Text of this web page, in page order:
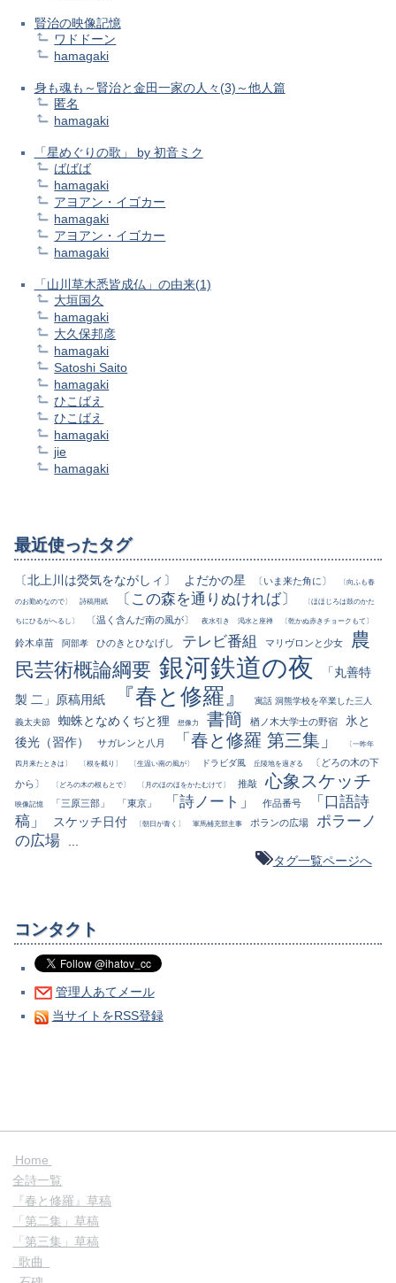
賢治の映像記憶
ワドドーン
hamagaki
身も魂も～賢治と金田一家の人々(3)～他人篇
匿名
hamagaki
「星めぐりの歌」 by 初音ミク
ばばば
hamagaki
アヨアン・イゴカー
hamagaki
アヨアン・イゴカー
hamagaki
「山川草木悉皆成仏」の由来(1)
大垣国久
hamagaki
大久保邦彦
hamagaki
Satoshi Saito
hamagaki
ひこばえ
ひこばえ
hamagaki
jie
hamagaki
最近使ったタグ
〔北上川は熒気をながしィ〕 よだかの星 〔いま来た角に〕 〔向ふも春
のお勤めなので〕 詩稿用紙 〔この森を通りぬければ〕 〔ほほじろは鼓のかた
ちにひるがへるし〕 〔温く含んだ南の風が〕 夜水引き 渇水と座禅 〔乾かぬ赤きチョークもて〕
鈴木卓苗 阿部孝 ひのきとひなげし テレビ番組 マリヴロンと少女
農
民芸術概論綱要 銀河鉄道の夜
「丸善特
製 二」原稿用紙
『春と修羅』 寓話 洞熊学校を卒業した三人
義太夫節 蜘蛛となめくぢと狸 想像力 書簡 楢ノ木大学士の野宿
氷と
後光（習作）
サガレンと八月 「春と修羅 第三集」 〔一昨年
四月来たときは〕 〔根を截り〕 〔生温い南の風が〕 ドラビダ風 丘陵地を過ぎる
〔どろの木の下
から〕
〔どろの木の根もとで〕 〔月のほのほをかたむけて〕 推敲 心象スケッチ
映像記憶 「三原三部」 「東京」 「詩ノート」 作品番号
「口語詩
稿」
スケッチ日付 〔朝日が青く〕 軍馬補充部主事 ポランの広場
ポラーノ
の広場
...
タグ一覧ページへ
コンタクト
管理人あてメール
当サイトをRSS登録
Home
全詩一覧
『春と修羅』草稿
「第二集」草稿
「第三集」草稿
歌曲